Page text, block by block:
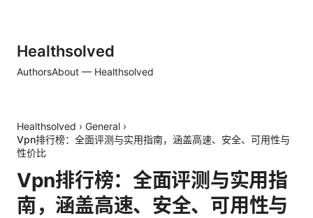
Healthsolved
AuthorsAbout — Healthsolved
Healthsolved › General ›
Vpn排行榜：全面评测与实用指南，涵盖高速、安全、可用性与
性价比
Vpn排行榜：全面评测与实用指
南，涵盖高速、安全、可用性与